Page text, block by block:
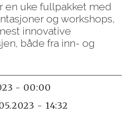
en uke fullpakket med
og workshops,
innovative
både fra inn- og
- 00:00
- 14:32